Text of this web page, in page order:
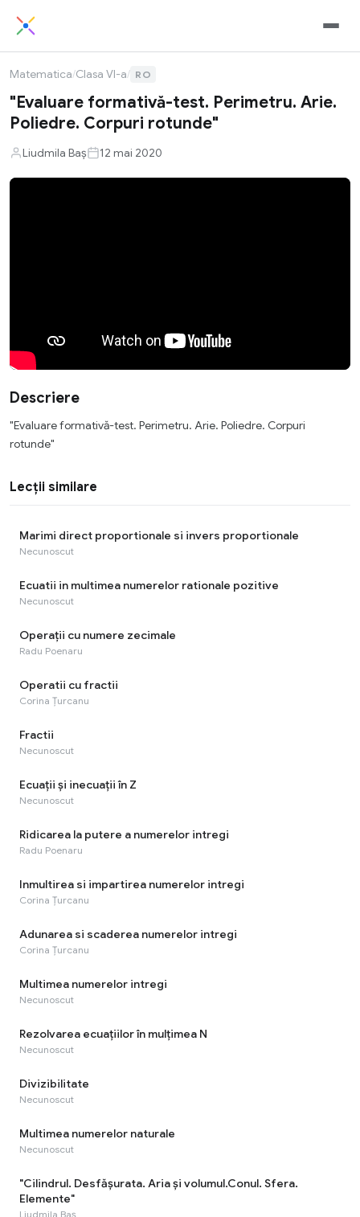
Matematica/Clasa VI-a/ RO
"Evaluare formativă-test. Perimetru. Arie.
Poliedre. Corpuri rotunde"
Liudmila Baș 12 mai 2020
Descriere
"Evaluare formativă-test. Perimetru. Arie. Poliedre. Corpuri
rotunde"
Lecții similare
Marimi direct proportionale si invers proportionale
Necunoscut
Ecuatii in multimea numerelor rationale pozitive
Necunoscut
Operaţii cu numere zecimale
Radu Poenaru
Operatii cu fractii
Corina Țurcanu
Fractii
Necunoscut
Ecuații și inecuații în Z
Necunoscut
Ridicarea la putere a numerelor intregi
Radu Poenaru
Inmultirea si impartirea numerelor intregi
Corina Țurcanu
Adunarea si scaderea numerelor intregi
Corina Țurcanu
Multimea numerelor intregi
Necunoscut
Rezolvarea ecuaţiilor în mulţimea N
Necunoscut
Divizibilitate
Necunoscut
Multimea numerelor naturale
Necunoscut
"Cilindrul. Desfășurata. Aria și volumul.Conul. Sfera.
Elemente"
Liudmila Baș